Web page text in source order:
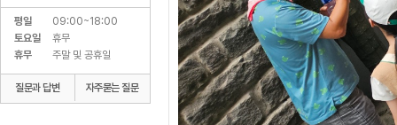
평일
09:00~18:00
토요일
휴무
휴무
주말 및 공휴일
질문과 답변 자주묻는 질문